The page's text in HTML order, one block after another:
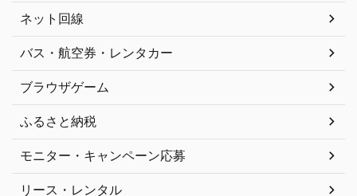
ネット回線
バス・航空券・レンタカー
ブラウザゲーム
ふるさと納税
モニター・キャンペーン応募
リース・レンタル